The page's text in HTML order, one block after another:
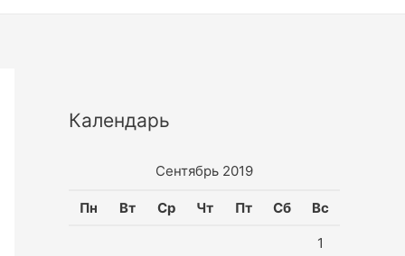
Календарь
Сентябрь 2019
Пн Вт Ср Чт Пт Сб Вс
1